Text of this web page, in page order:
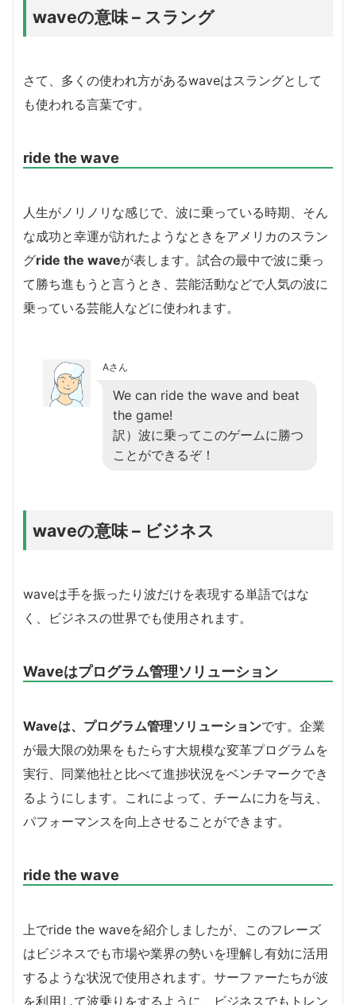
waveの意味 – スラング
さて、多くの使われ方があるwaveはスラングとして
も使われる言葉です。
ride the wave
人生がノリノリな感じで、波に乗っている時期、そん
な成功と幸運が訪れたようなときをアメリカのスラン
グride the waveが表します。試合の最中で波に乗っ
て勝ち進もうと言うとき、芸能活動などで人気の波に
乗っている芸能人などに使われます。
Aさん
We can ride the wave and beat
the game!
訳）波に乗ってこのゲームに勝つ
ことができるぞ！
waveの意味 – ビジネス
waveは手を振ったり波だけを表現する単語ではな
く、ビジネスの世界でも使用されます。
Waveはプログラム管理ソリューション
Waveは、プログラム管理ソリューションです。企業
が最大限の効果をもたらす大規模な変革プログラムを
実行、同業他社と比べて進捗状況をベンチマークでき
るようにします。これによって、チームに力を与え、
パフォーマンスを向上させることができます。
ride the wave
上でride the waveを紹介しましたが、このフレーズ
はビジネスでも市場や業界の勢いを理解し有効に活用
するような状況で使用されます。サーファーたちが波
を利用して波乗りをするように、ビジネスでもトレン